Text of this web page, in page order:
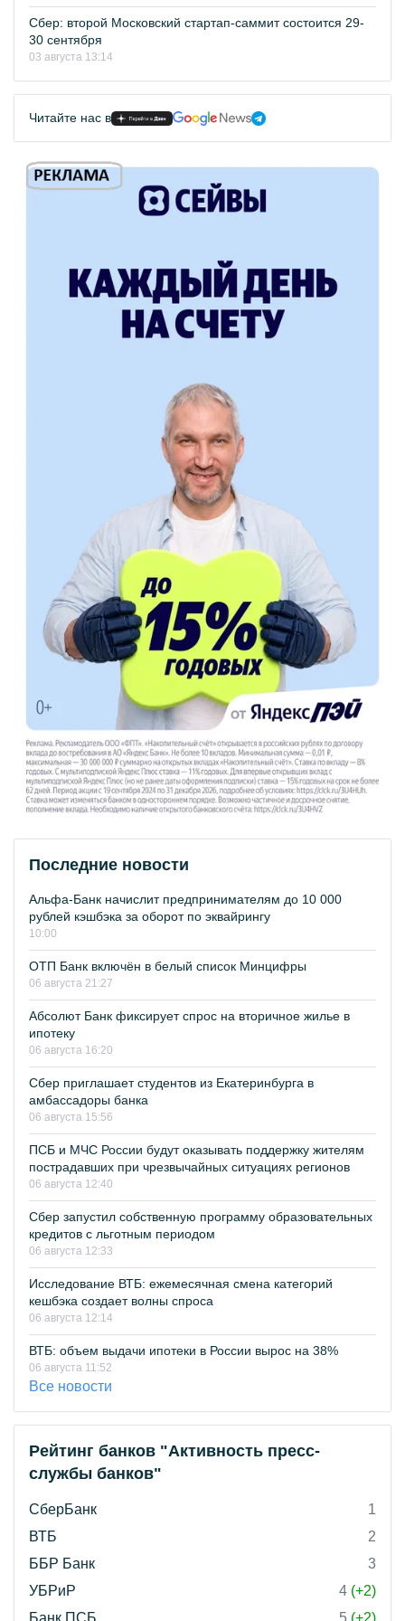
Сбер: второй Московский стартап-саммит состоится 29-
30 сентября
03 августа 13:14
Читайте нас в
Последние новости
Альфа-Банк начислит предпринимателям до 10 000
рублей кэшбэка за оборот по эквайрингу
10:00
ОТП Банк включён в белый список Минцифры
06 августа 21:27
Абсолют Банк фиксирует спрос на вторичное жилье в
ипотеку
06 августа 16:20
Сбер приглашает студентов из Екатеринбурга в
амбассадоры банка
06 августа 15:56
ПСБ и МЧС России будут оказывать поддержку жителям
пострадавших при чрезвычайных ситуациях регионов
06 августа 12:40
Сбер запустил собственную программу образовательных
кредитов с льготным периодом
06 августа 12:33
Исследование ВТБ: ежемесячная смена категорий
кешбэка создает волны спроса
06 августа 12:14
ВТБ: объем выдачи ипотеки в России вырос на 38%
06 августа 11:52
Все новости
Рейтинг банков "Активность пресс-
службы банков"
СберБанк
1
ВТБ
2
ББР Банк
3
УБРиР
4 (+2)